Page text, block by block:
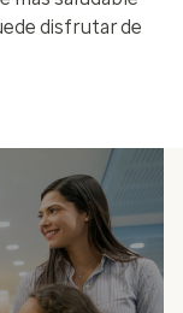
disfrutar de